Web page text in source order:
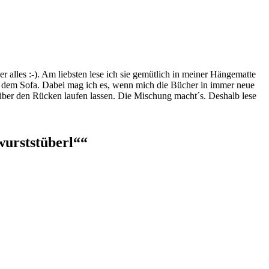
:-). Am liebsten lese ich sie gemütlich in meiner Hängematte
Sofa. Dabei mag ich es, wenn mich die Bücher in immer neue
den Rücken laufen lassen. Die Mischung macht´s. Deshalb lese
“